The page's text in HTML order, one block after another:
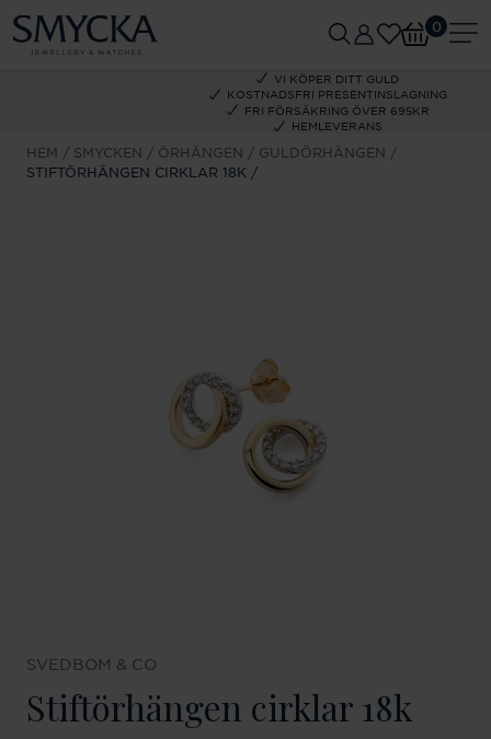
VI KÖPER DITT GULD
KOSTNADSFRI PRESENTINSLAGNING
FRI FÖRSÄKRING ÖVER 695KR
HEMLEVERANS
0
HEM SMYCKEN ÖRHÄNGEN
GULDÖRHÄNGEN
STIFTÖRHÄNGEN CIRKLAR 18K
SVEDBOM & CO
Stiftörhängen cirklar 18k